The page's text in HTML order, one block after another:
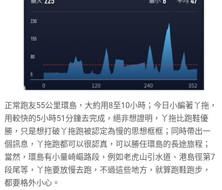
正常跑友55公里環島，大約用8至10小時；今日小編著丫拖，
用較快的5小時51分鐘去完成，絕非想證明，丫拖比跑鞋優
勝，只是想打破丫拖跑被認定為慢的思想框框；同時帶出一
個訊息，丫拖跑都可以很認真，可以勝任環島的長途旅程；
當然，環島有小量崎嶇路段，例如老虎山引水道、港島徑第7
段尾等，丫拖要放慢去跑，不過這些地方，就算跑鞋跑步，
都要格外小心。